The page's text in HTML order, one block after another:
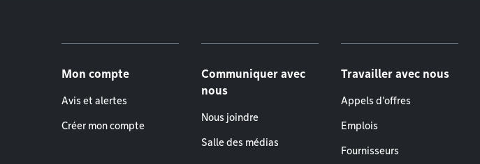
Mon compte
Avis et alertes
Créer mon compte
Communiquer avec
nous
Nous joindre
Salle des médias
Travailler avec nous
Appels d'offres
Emplois
Fournisseurs